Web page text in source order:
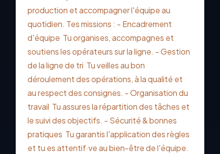
production et accompagner l'équipe au
quotidien. Tes missions : - Encadrement
d'équipe  Tu organises, accompagnes et
soutiens les opérateurs sur la ligne. - Gestion
de la ligne de tri  Tu veilles au bon
déroulement des opérations, à la qualité et
au respect des consignes. - Organisation du
travail  Tu assures la répartition des tâches et
le suivi des objectifs. - Sécurité & bonnes
pratiques  Tu garantis l'application des règles
et tu es attentif·ve au bien-être de l'équipe.